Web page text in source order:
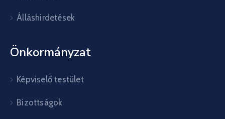
Álláshirdetések
Önkormányzat
Képviselő testület
Bizottságok